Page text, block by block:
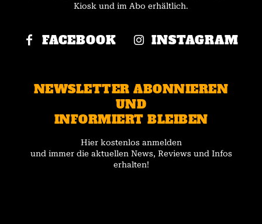
Kiosk und im Abo erhältlich.
FACEBOOK INSTAGRAM
NEWSLETTER ABONNIEREN
UND
INFORMIERT BLEIBEN
Hier kostenlos anmelden
und immer die aktuellen News, Reviews und Infos
erhalten!